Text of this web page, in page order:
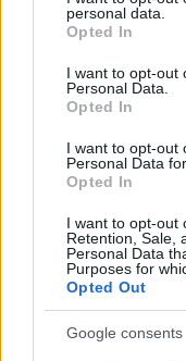
grant or deny
use your data for
consent section.
personal data.
Opted In
I want to opt-out
Personal Data.
Opted In
I want to opt-out
Personal Data
Opted In
I want to opt-out
Retention, Sale,
Personal Data
Purposes for
Opted Out
Google consents
kiárusításáért
Ehhez jön még
be, nem minden
Nem mindenkire
maradás záloga, a
2-300 év alatt
kiegyensúlyozni
tyúkszemére
emberek
ez nem feltétlen